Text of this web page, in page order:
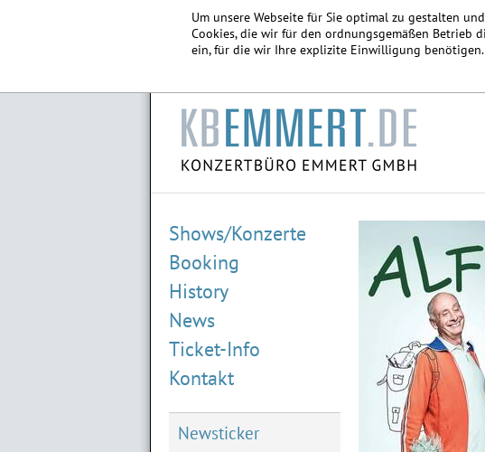
Um unsere Webseite für Sie optimal zu gestalten
Cookies, die wir für den ordnungsgemäßen Betrieb
ein, für die wir Ihre explizite Einwilligung
Shows/Konzerte
Booking
History
News
Ticket-Info
Kontakt
Newsticker